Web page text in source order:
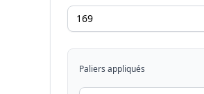
Paliers appliqués